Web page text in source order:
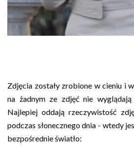
Zdjęcia zostały zrobione w cieniu i
na żadnym ze zdjęć nie
Najlepiej oddają rzeczywistość
podczas słonecznego dnia - wtedy
bezpośrednie światło: